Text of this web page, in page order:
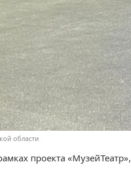
области
проекта